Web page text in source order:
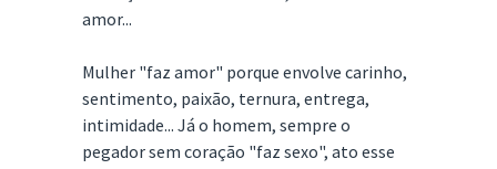
amor...
Mulher "faz amor" porque envolve carinho,
sentimento, paixão, ternura, entrega,
intimidade... Já o homem, sempre o
pegador sem coração "faz sexo", ato esse